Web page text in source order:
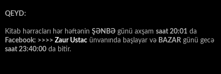
QEYD:
Kitab hərracları hər həftənin ŞƏNBƏ günü axşam saat 20:01 da
Facebook: >>>> Zaur Ustac ünvanında başlayar və BAZAR günü gecə
saat 23:40:00 da bitir.